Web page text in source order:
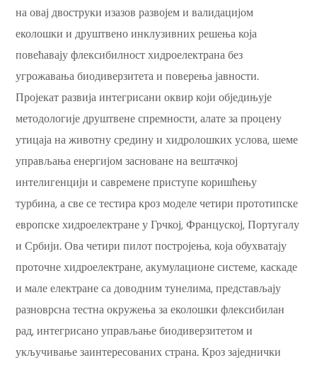
на овај двоструки изазов развојем и валидацијом
еколошки и друштвено инклузивних решења која
повећавају флексибилност хидроелектрана без
угрожавања биодиверзитета и поверења јавности.
Пројекат развија интегрисани оквир који обједињује
методологије друштвене спремности, алате за процену
утицаја на животну средину и хидролошких услова, шеме
управљања енергијом засноване на вештачкој
интелигенцији и савремене приступе коришћењу
турбина, а све се тестира кроз моделе четири прототипске
европске хидроелектране у Грчкој, Француској, Португалу
и Србији. Ова четири пилот постројења, која обухватају
проточне хидроелектране, акумулационе системе, каскаде
и мале електране са доводним тунелима, представљају
разноврсна тестна окружења за еколошки флексибилан
рад, интегрисано управљање биодиверзитетом и
укључивање заинтересованих страна. Кроз заједнички